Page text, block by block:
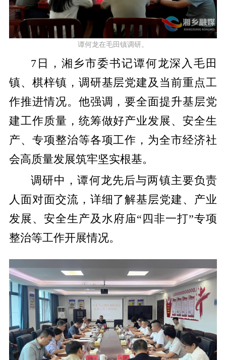
谭何龙在毛田镇调研。
7日，湘乡市委书记谭何龙深入毛田
镇、棋梓镇，调研基层党建及当前重点工
作推进情况。他强调，要全面提升基层党
建工作质量，统筹做好产业发展、安全生
产、专项整治等各项工作，为全市经济社
会高质量发展筑牢坚实根基。
调研中，谭何龙先后与两镇主要负责
人面对面交流，详细了解基层党建、产业
发展、安全生产及水府庙“四非一打”专项
整治等工作开展情况。